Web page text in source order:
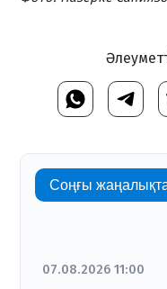
Соңғы
07.08.2026 11:00